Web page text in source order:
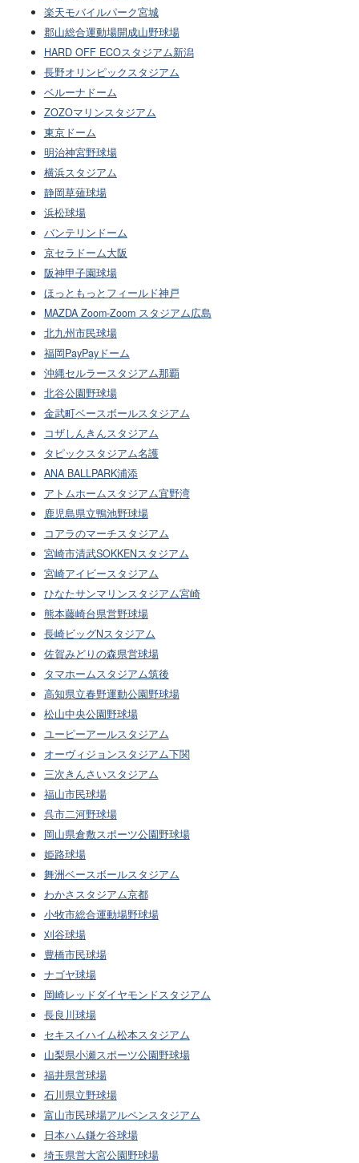
楽天モバイルパーク宮城
郡山総合運動場開成山野球場
HARD OFF ECOスタジアム新潟
長野オリンピックスタジアム
ベルーナドーム
ZOZOマリンスタジアム
東京ドーム
明治神宮野球場
横浜スタジアム
静岡草薙球場
浜松球場
バンテリンドーム
京セラドーム大阪
阪神甲子園球場
ほっともっとフィールド神戸
MAZDA Zoom-Zoom スタジアム広島
北九州市民球場
福岡PayPayドーム
沖縄セルラースタジアム那覇
北谷公園野球場
金武町ベースボールスタジアム
コザしんきんスタジアム
タピックスタジアム名護
ANA BALLPARK浦添
アトムホームスタジアム宜野湾
鹿児島県立鴨池野球場
コアラのマーチスタジアム
宮崎市清武SOKKENスタジアム
宮崎アイビースタジアム
ひなたサンマリンスタジアム宮崎
熊本藤崎台県営野球場
長崎ビッグNスタジアム
佐賀みどりの森県営球場
タマホームスタジアム筑後
高知県立春野運動公園野球場
松山中央公園野球場
ユーピーアールスタジアム
オーヴィジョンスタジアム下関
三次きんさいスタジアム
福山市民球場
呉市二河野球場
岡山県倉敷スポーツ公園野球場
姫路球場
舞洲ベースボールスタジアム
わかさスタジアム京都
小牧市総合運動場野球場
刈谷球場
豊橋市民球場
ナゴヤ球場
岡崎レッドダイヤモンドスタジアム
長良川球場
セキスイハイム松本スタジアム
山梨県小瀬スポーツ公園野球場
福井県営球場
石川県立野球場
富山市民球場アルペンスタジアム
日本ハム鎌ケ谷球場
埼玉県営大宮公園野球場